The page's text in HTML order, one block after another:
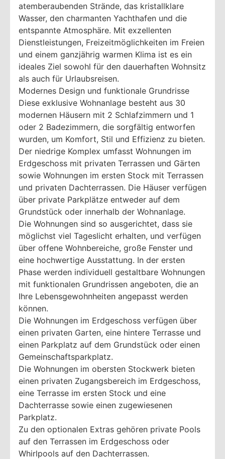
atemberaubenden Strände, das kristallklare
Wasser, den charmanten Yachthafen und die
entspannte Atmosphäre. Mit exzellenten
Dienstleistungen, Freizeitmöglichkeiten im Freien
und einem ganzjährig warmen Klima ist es ein
ideales Ziel sowohl für den dauerhaften Wohnsitz
als auch für Urlaubsreisen.
Modernes Design und funktionale Grundrisse
Diese exklusive Wohnanlage besteht aus 30
modernen Häusern mit 2 Schlafzimmern und 1
oder 2 Badezimmern, die sorgfältig entworfen
wurden, um Komfort, Stil und Effizienz zu bieten.
Der niedrige Komplex umfasst Wohnungen im
Erdgeschoss mit privaten Terrassen und Gärten
sowie Wohnungen im ersten Stock mit Terrassen
und privaten Dachterrassen. Die Häuser verfügen
über private Parkplätze entweder auf dem
Grundstück oder innerhalb der Wohnanlage.
Die Wohnungen sind so ausgerichtet, dass sie
möglichst viel Tageslicht erhalten, und verfügen
über offene Wohnbereiche, große Fenster und
eine hochwertige Ausstattung. In der ersten
Phase werden individuell gestaltbare Wohnungen
mit funktionalen Grundrissen angeboten, die an
Ihre Lebensgewohnheiten angepasst werden
können.
Die Wohnungen im Erdgeschoss verfügen über
einen privaten Garten, eine hintere Terrasse und
einen Parkplatz auf dem Grundstück oder einen
Gemeinschaftsparkplatz.
Die Wohnungen im obersten Stockwerk bieten
einen privaten Zugangsbereich im Erdgeschoss,
eine Terrasse im ersten Stock und eine
Dachterrasse sowie einen zugewiesenen
Parkplatz.
Zu den optionalen Extras gehören private Pools
auf den Terrassen im Erdgeschoss oder
Whirlpools auf den Dachterrassen.